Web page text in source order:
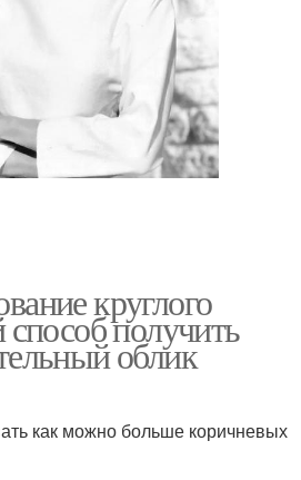
круглого
получить
облик
как можно больше коричневых